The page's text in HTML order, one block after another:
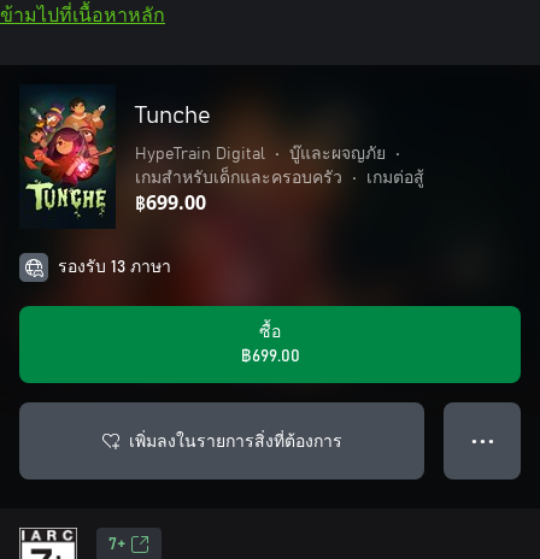
ข้ามไปที่เนื้อหาหลัก
Tunche
HypeTrain Digital • บู๊และผจญภัย
•
เกมสำหรับเด็กและครอบครัว
• เกมต่อสู้
฿699.00
รองรับ 13 ภาษา
ซื้อ
฿699.00
เพิ่มลงในรายการสิ่งที่ต้องการ ● ● ●
7+